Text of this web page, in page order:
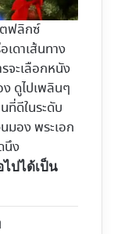
ฟลิกซ์
ดาเส้นทาง
จะเลือกหนัง
ง ดูไปเพลินๆ
ดีในระดับ
มอง พระเอก
นึง
ปได้เป็น